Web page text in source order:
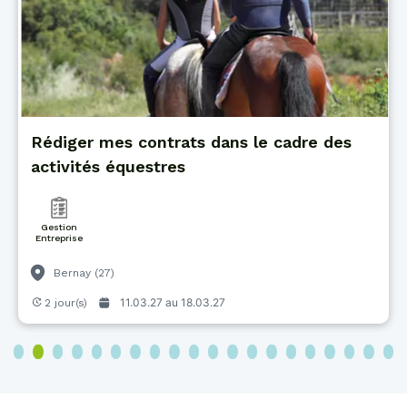
Rédiger mes contrats dans le cadre des
activités équestres
Gestion
Entreprise
Bernay (27)
2 jour(s) 11.03.27 au 18.03.27
3 4 5 6 7 8 9 10 11 12 13 14 15 16 17 18 19 20